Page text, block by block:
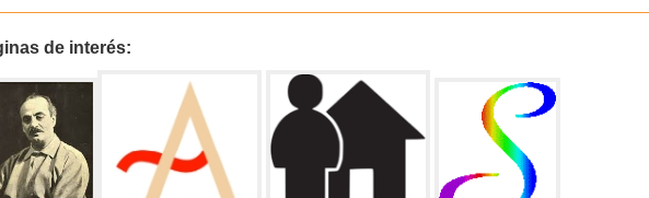
de interés: